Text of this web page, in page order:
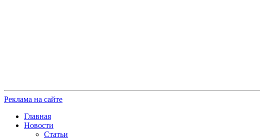
Реклама на сайте
Главная
Новости
Статьи